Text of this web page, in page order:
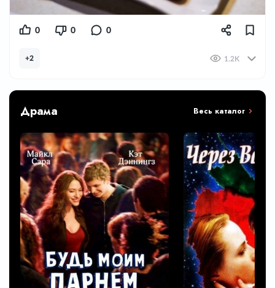
0 0 0
+2 1.2K
Драма Весь каталог